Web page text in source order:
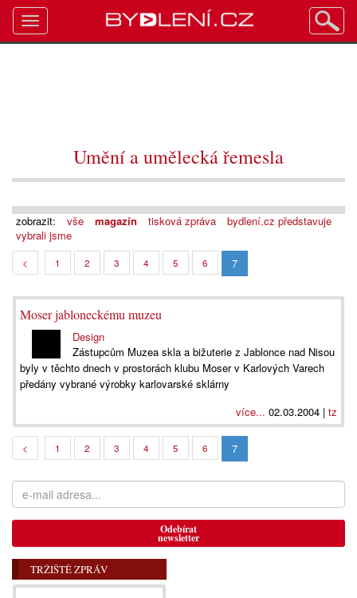
Umění a umělecká řemesla
zobrazit: vše magazín tisková zpráva
bydlení.cz představuje
vybrali jsme
< 1 2 3 4 5 6 7
Moser jabloneckému muzeu
Design
Zástupcům Muzea skla a bižuterie z Jablonce nad Nisou
byly v těchto dnech v prostorách klubu Moser v Karlových Varech
předány vybrané výrobky karlovarské sklárny
více... 02.03.2004 | tz
< 1 2 3 4 5 6 7
Odebírat
newsletter
TRŽIŠTĚ ZPRÁV
Toggle
navigation